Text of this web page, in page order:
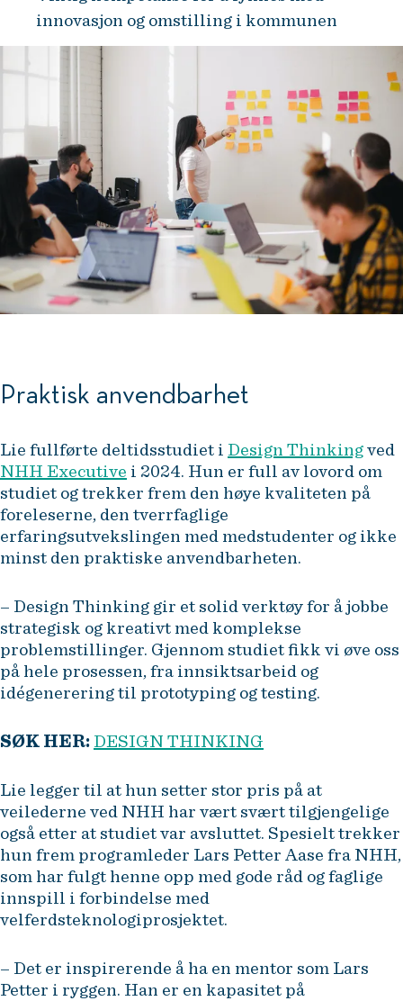
innovasjon og omstilling i kommunen
Praktisk anvendbarhet
Lie fullførte deltidsstudiet i Design Thinking ved
NHH Executive i 2024. Hun er full av lovord om
studiet og trekker frem den høye kvaliteten på
foreleserne, den tverrfaglige
erfaringsutvekslingen med medstudenter og ikke
minst den praktiske anvendbarheten.
– Design Thinking gir et solid verktøy for å jobbe
strategisk og kreativt med komplekse
problemstillinger. Gjennom studiet fikk vi øve oss
på hele prosessen, fra innsiktsarbeid og
idégenerering til prototyping og testing.
SØK HER: DESIGN THINKING
Lie legger til at hun setter stor pris på at
veilederne ved NHH har vært svært tilgjengelige
også etter at studiet var avsluttet. Spesielt trekker
hun frem programleder Lars Petter Aase fra NHH,
som har fulgt henne opp med gode råd og faglige
innspill i forbindelse med
velferdsteknologiprosjektet.
– Det er inspirerende å ha en mentor som Lars
Petter i ryggen. Han er en kapasitet på